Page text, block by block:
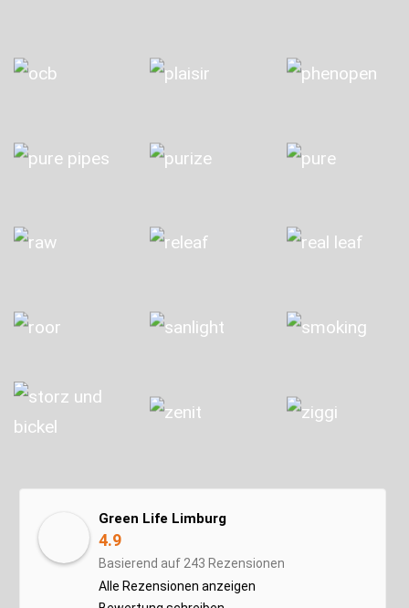
Green Life Limburg
4.9
Basierend auf 243 Rezensionen
Alle Rezensionen anzeigen